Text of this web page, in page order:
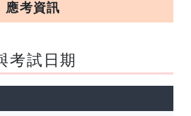
應考資訊
考試日期